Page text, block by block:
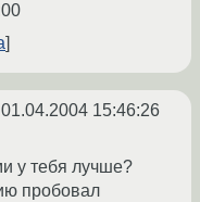
01.04.2004 15:46:26
у тебя лучше?
пробовал